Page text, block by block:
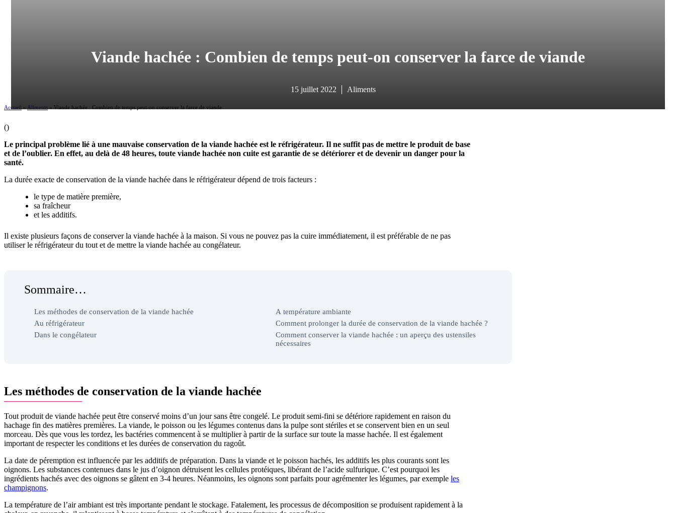
Viande hachée : Combien de temps peut-on conserver la farce de viande
15 juillet 2022 Aliments
Accueil » Aliments » Viande hachée : Combien de temps peut-on conserver la farce de viande
()
Le principal problème lié à une mauvaise conservation de la viande hachée est le réfrigérateur. Il ne suffit pas de mettre le produit de base
et de l’oublier. En effet, au delà de 48 heures, toute viande hachée non cuite est garantie de se détériorer et de devenir un danger pour la
santé.
La durée exacte de conservation de la viande hachée dans le réfrigérateur dépend de trois facteurs :
le type de matière première,
sa fraîcheur
et les additifs.
Il existe plusieurs façons de conserver la viande hachée à la maison. Si vous ne pouvez pas la cuire immédiatement, il est préférable de ne pas
utiliser le réfrigérateur du tout et de mettre la viande hachée au congélateur.
Sommaire…
Les méthodes de conservation de la viande hachée
Au réfrigérateur
Dans le congélateur
A température ambiante
Comment prolonger la durée de conservation de la viande hachée ?
Comment conserver la viande hachée : un aperçu des ustensiles
nécessaires
Les méthodes de conservation de la viande hachée
Tout produit de viande hachée peut être conservé moins d’un jour sans être congelé. Le produit semi-fini se détériore rapidement en raison du
hachage fin des matières premières. La viande, le poisson ou les légumes contenus dans la pulpe sont stériles et se conservent bien en un seul
morceau. Dès que vous les tordez, les bactéries commencent à se multiplier à partir de la surface sur toute la masse hachée. Il est également
important de respecter les conditions et les durées de conservation du ragoût.
La date de péremption est influencée par les additifs de préparation. Dans la viande et le poisson hachés, les additifs les plus courants sont les
oignons. Les substances contenues dans le jus d’oignon détruisent les cellules protéiques, libérant de l’acide sulfurique. C’est pourquoi les
ingrédients hachés avec des oignons se gâtent en 3-4 heures. Néanmoins, les oignons sont parfaits pour agrémenter les légumes, par exemple les
champignons.
La température de l’air ambiant est très importante pendant le stockage. Fatalement, les processus de décomposition se produisent rapidement à la